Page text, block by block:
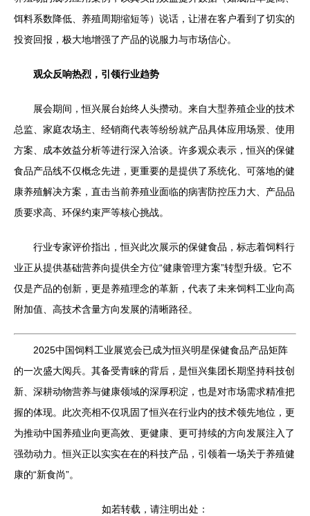
饵料系数降低、养殖周期缩短等）说话，让潜在客户看到了切实的
投资回报，极大地增强了产品的说服力与市场信心。
观众反响热烈，引领行业趋势
展会期间，恒兴展台始终人头攒动。来自大型养殖企业的技术
总监、家庭农场主、经销商代表等纷纷就产品具体应用场景、使用
方案、成本效益分析等进行深入洽谈。许多观众表示，恒兴的保健
食品产品线不仅概念先进，更重要的是提供了系统化、可落地的健
康养殖解决方案，直击当前养殖业面临的病害防控压力大、产品品
质要求高、环保约束严等核心挑战。
行业专家评价指出，恒兴此次展示的保健食品，标志着饲料行
业正从提供基础营养向提供全方位“健康管理方案”转型升级。它不
仅是产品的创新，更是养殖理念的革新，代表了未来饲料工业向高
附加值、高技术含量方向发展的清晰路径。
2025中国饲料工业展览会已成为恒兴明星保健食品产品矩阵
的一次盛大阅兵。其备受青睐的背后，是恒兴集团长期坚持科技创
新、深耕动物营养与健康领域的深厚积淀，也是对市场需求精准把
握的体现。此次亮相不仅巩固了恒兴在行业内的技术领先地位，更
为推动中国养殖业向更高效、更健康、更可持续的方向发展注入了
强劲动力。恒兴正以实实在在的科技产品，引领着一场关于养殖健
康的“新食尚”。
如若转载，请注明出处：